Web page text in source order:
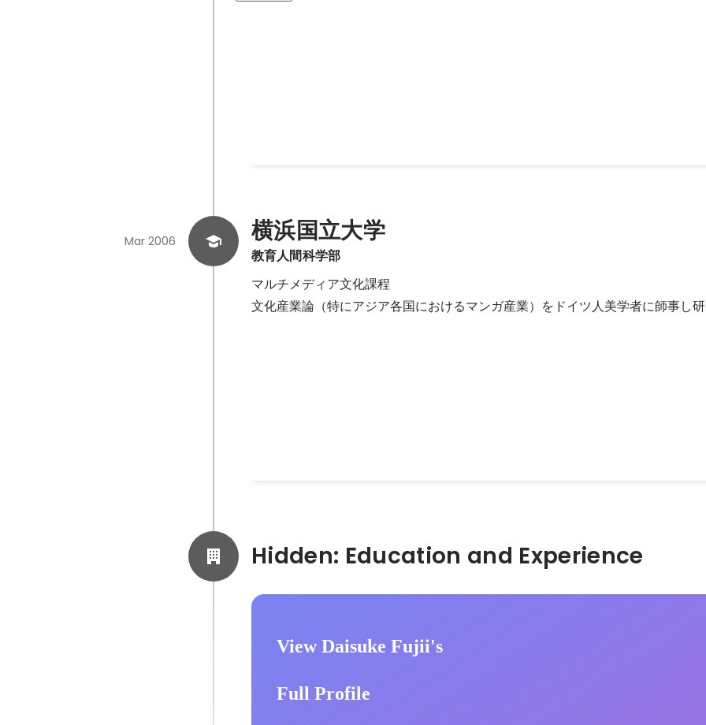
横浜国立大学
教育人間科学部
Mar 2006
マルチメディア文化課程
文化産業論（特にアジア各国におけるマンガ産業）をドイツ人美学者に師事し
View Daisuke Fujii's
Full Profile